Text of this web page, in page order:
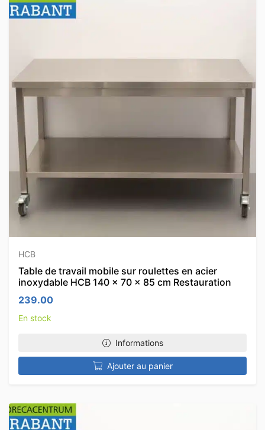
HCB
Table de travail mobile sur roulettes en acier
inoxydable HCB 140 x 70 x 85 cm Restauration
239.00
En stock
Informations
Ajouter au panier